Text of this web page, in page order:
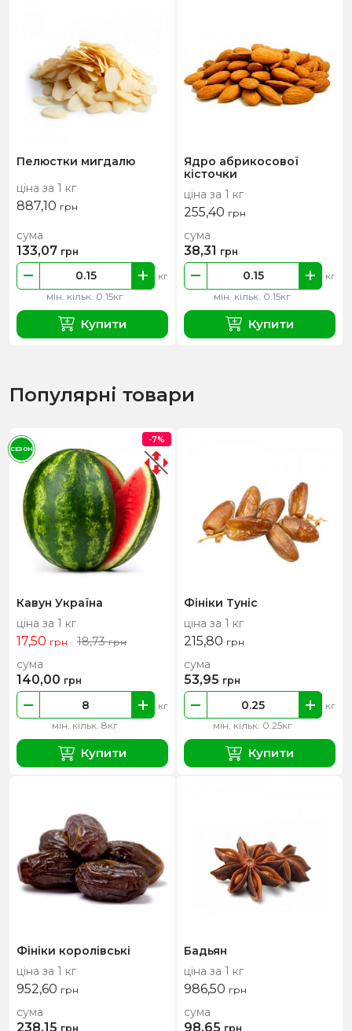
Пелюстки мигдалю
ціна за 1 кг
887,10 грн
мін. кільк. 0.15кг
кг
сума
133,07 грн
Купити
Ядро абрикосової
кісточки
ціна за 1 кг
255,40 грн
мін. кільк. 0.15кг
кг
сума
38,31 грн
Купити
Популярні товари
Кавун Україна
ціна за 1 кг
17,50 грн 18,73грн
мін. кільк. 8кг
кг
сума
140,00 грн
Купити
-7%
СЕЗОН
Фініки Туніс
ціна за 1 кг
215,80 грн
мін. кільк. 0.25кг
кг
сума
53,95 грн
Купити
Фініки королівські
ціна за 1 кг
952,60 грн
сума
238,15 грн
Бадьян
ціна за 1 кг
986,50 грн
сума
98,65 грн